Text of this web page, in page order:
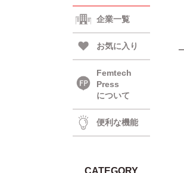
企業一覧
お気に入り
Femtech
Press
について
便利な機能
CATEGORY